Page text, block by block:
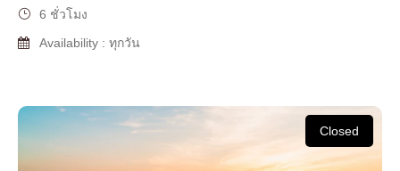
6 ชั่วโมง
Availability : ทุกวัน
Closed